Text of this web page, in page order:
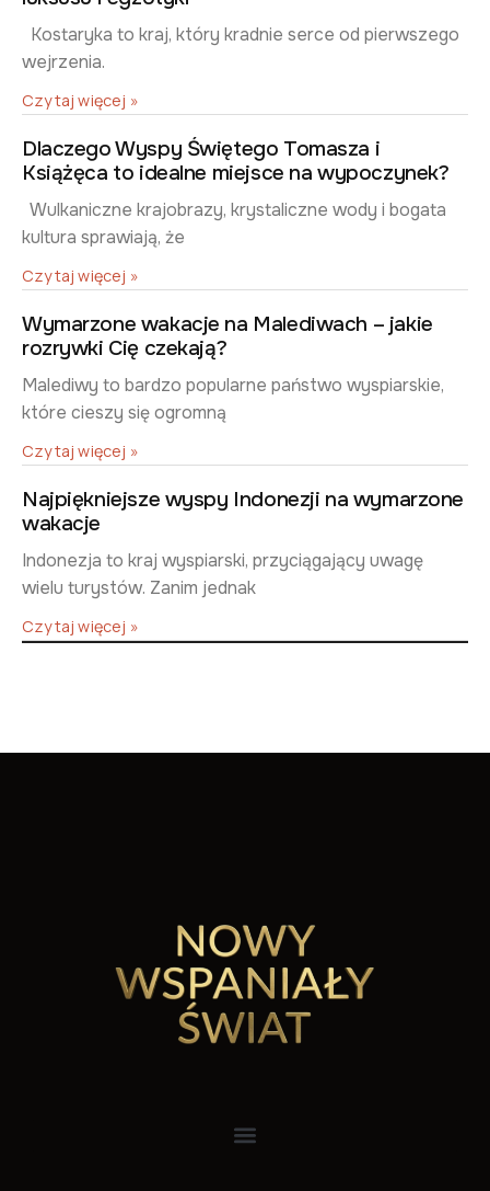
Kostaryka to kraj, który kradnie serce od pierwszego
wejrzenia.
Czytaj więcej »
Dlaczego Wyspy Świętego Tomasza i
Książęca to idealne miejsce na wypoczynek?
Wulkaniczne krajobrazy, krystaliczne wody i bogata
kultura sprawiają, że
Czytaj więcej »
Wymarzone wakacje na Malediwach – jakie
rozrywki Cię czekają?
Malediwy to bardzo popularne państwo wyspiarskie,
które cieszy się ogromną
Czytaj więcej »
Najpiękniejsze wyspy Indonezji na wymarzone
wakacje
Indonezja to kraj wyspiarski, przyciągający uwagę
wielu turystów. Zanim jednak
Czytaj więcej »